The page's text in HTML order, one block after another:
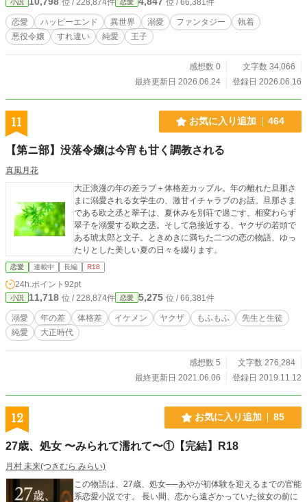
幼い頃から積み重ねてきた想いがすれ違う、勘違い悪役令嬢ラブストーリー。
※R-18シーンには★がついてます。 ※ムーンライトノベルズ・pixivにも掲載し
ております。
小説 位 / 228,874件 恋愛 位 / 66,381件
恋愛 ハッピーエンド 異世界 溺愛 ファンタジー
執着
悪役令嬢
すれ違い 純愛 王子
感想数 0
文字数 34,066
最終更新日 2026.06.24
登録日 2026.06.16
11 お気に入り追加 464
【第ニ部】没落令嬢は今宵も甘く調教される
真風月花
大正浪漫の年の差ラブ＋体格差カップル。年の離れた旦那さ
まに溺愛される女学生の、激甘イチャラブのお話。旦那さま
である欧之丞と翠子は、夏休みを別荘で過ごす。相変わらず
翠子を溺愛する欧之丞。そして急接近する、ヤクザの若頭で
ある琥太郎と文子。ときめきに満ちた二つの恋の物語、ゆっ
たりとした美しい夏の日々を綴ります。
恋愛 連載中 長編 R18
24h.ポイント 92pt
小説 11,718 位 / 228,874件 恋愛 5,275 位 / 66,381件
溺愛 年の差 体格差 イケメン ヤクザ もふもふ
先生と生徒
純愛
大正時代
感想数 5
文字数 276,284
最終更新日 2021.06.06
登録日 2019.11.12
12 お気に入り追加 85
27歳、処女 〜みられて濡れて〜①【完結】R18
月村 未来(つきむら みらい)
この物語は、27歳、処女──あやが初体験を迎えるまでの官能
系恋愛小説です。 長い間、恋から遠ざかっていた彼女の前に